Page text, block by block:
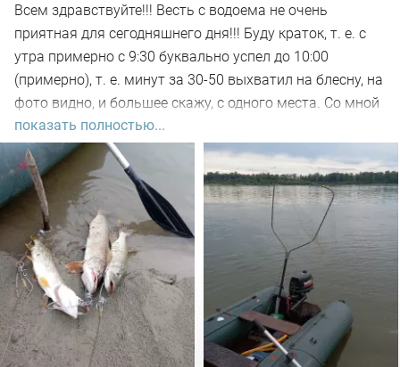
Всем здравствуйте!!! Весть с водоема не очень
приятная для сегодняшнего дня!!! Буду краток, т. е. с
утра примерно с 9:30 буквально успел до 10:00
(примерно), т. е. минут за 30-50 выхватил на блесну, на
фото видно, и большее скажу, с одного места. Со мной
был рыбак, который рыбачил с берега, т. е. я его увез
на остров на белую рыбу, а сам дальше, как обычно, по
корягам. Уже много написал)))). Так вот, сегодня
долбил до вечера выхода не как от слова совсем!!! Но
произошло не которое событие. Я предупредил деда
т.е собирайся домой, а сам от него 100м. И в отвес
между бревен я опустил блесну и понятно толи зацеп,
толи рыба, да оказалось опять дур махина, но я думаю
14-15 это точно. Так вот она меня помучила и я ее в
подскак, сильно ударила и в сплеск. Как так
получилось что в посадке осталась одна блесна. Ну и
показать полностью...